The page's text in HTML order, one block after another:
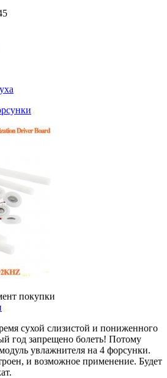
покупки
сухой слизистой и пониженного
год запрещено болеть! Потому
увлажнителя на 4 форсунки.
и возможное применение. Будет